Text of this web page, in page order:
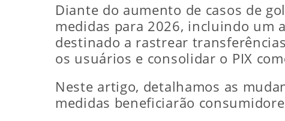
Diante do aumento de casos de
medidas para 2026, incluindo um
destinado a rastrear
os usuários e consolidar o PIX
Neste artigo, detalhamos as
medidas beneficiarão